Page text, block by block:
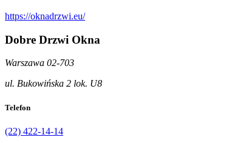
https://oknadrzwi.eu/
Dobre Drzwi Okna
Warszawa 02-703
ul. Bukowińska 2 lok. U8
Telefon
(22) 422-14-14